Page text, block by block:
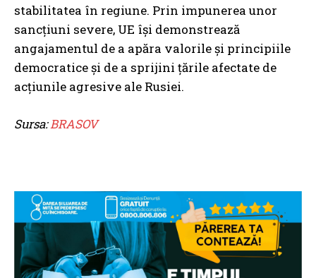
stabilitatea în regiune. Prin impunerea unor
sancțiuni severe, UE își demonstrează
angajamentul de a apăra valorile și principiile
democratice și de a sprijini țările afectate de
acțiunile agresive ale Rusiei.
Sursa:BRASOV